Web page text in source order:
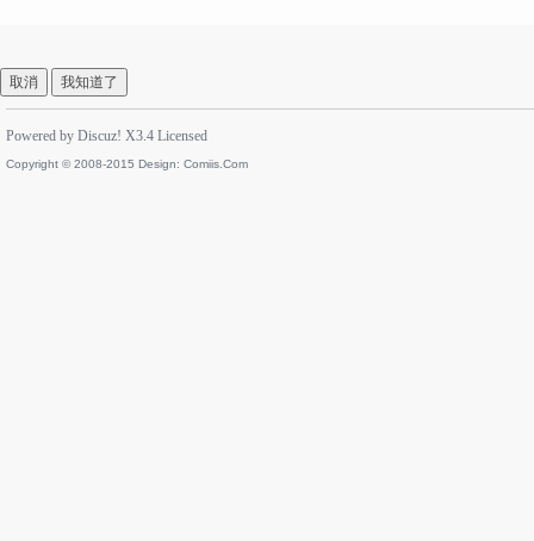
取消 我知道了
Powered by Discuz! X3.4 Licensed
Copyright © 2008-2015 Design: Comiis.Com